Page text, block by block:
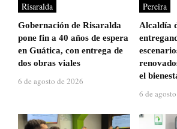
Risaralda
Gobernación de Risaralda
pone fin a 40 años de espera
en Guática, con entrega de
dos obras viales
6 de agosto de 2026
Pereira
Alcaldía
el
6 de